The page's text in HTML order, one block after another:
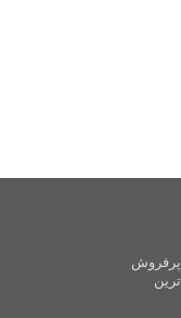
پرفروش
ترین